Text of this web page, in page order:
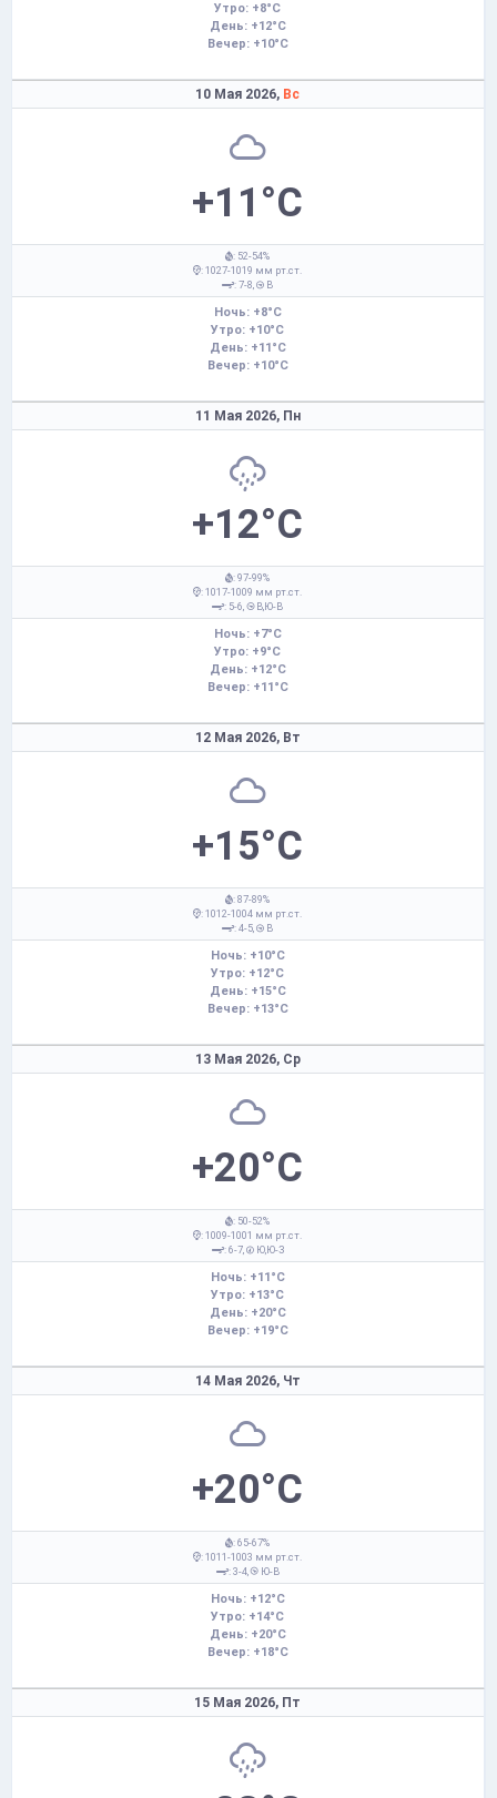
Утро: +8°C
День: +12°C
Вечер: +10°C
10 Мая 2026, Вс
+11°C
: 52-54%
: 1027-1019 мм рт.ст.
: 7-8,
В
Ночь: +8°C
Утро: +10°C
День: +11°C
Вечер: +10°C
11 Мая 2026, Пн
+12°C
: 97-99%
: 1017-1009 мм рт.ст.
: 5-6,
В,Ю-В
Ночь: +7°C
Утро: +9°C
День: +12°C
Вечер: +11°C
12 Мая 2026, Вт
+15°C
: 87-89%
: 1012-1004 мм рт.ст.
: 4-5,
В
Ночь: +10°C
Утро: +12°C
День: +15°C
Вечер: +13°C
13 Мая 2026, Ср
+20°C
: 50-52%
: 1009-1001 мм рт.ст.
: 6-7,
Ю,Ю-З
Ночь: +11°C
Утро: +13°C
День: +20°C
Вечер: +19°C
14 Мая 2026, Чт
+20°C
: 65-67%
: 1011-1003 мм рт.ст.
: 3-4,
Ю-В
Ночь: +12°C
Утро: +14°C
День: +20°C
Вечер: +18°C
15 Мая 2026, Пт